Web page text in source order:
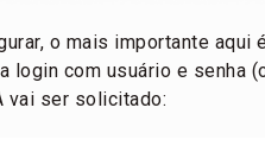
o mais importante aqui
com usuário e senha
vai ser solicitado: